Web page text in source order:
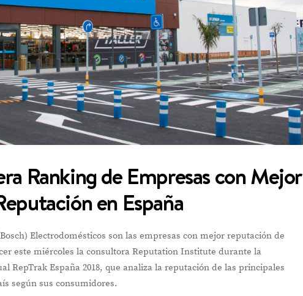
Ranking de Empresas con Mejor
en España
Electrodomésticos son las empresas con mejor reputación de
este miércoles la consultora Reputation Institute durante la
RepTrak España 2018, que analiza la reputación de las principales
según sus consumidores.